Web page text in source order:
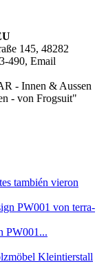
145, 48282
490, Email
- Innen & Aussen
- von Frogsuit"
también vieron
PW001...